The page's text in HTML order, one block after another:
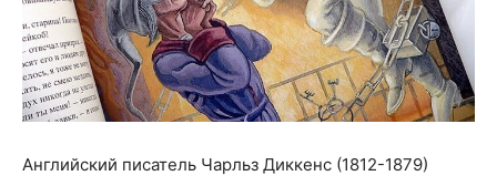
Английский писатель Чарльз Диккенс (1812-1879)